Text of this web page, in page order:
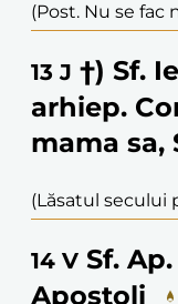
(Post. Nu se fac
13 J †) Sf.
arhiep.
mama sa,
(Lăsatul secului
14 V Sf.
Apostoli